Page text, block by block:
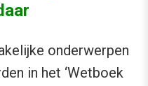
onderwerpen
in het ‘Wetboek